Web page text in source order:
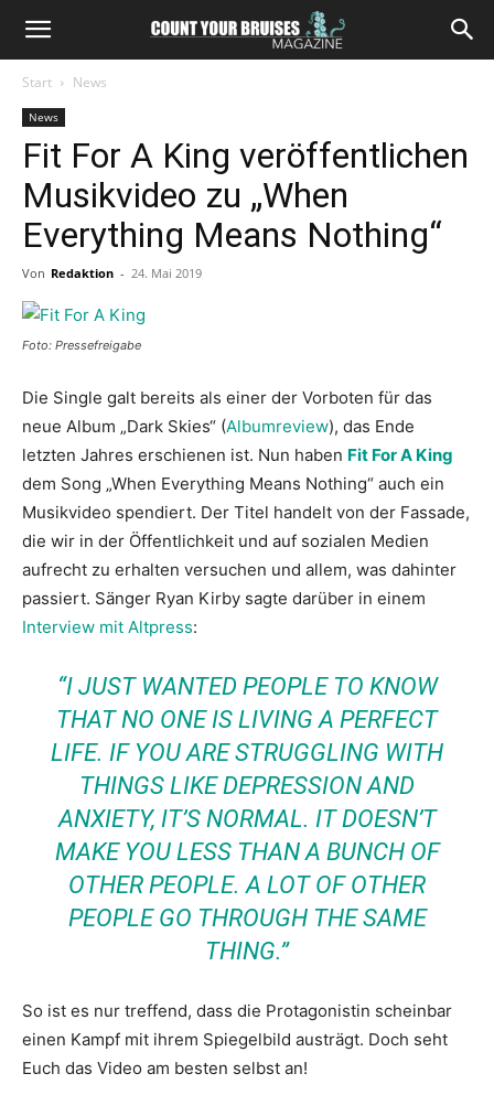
Start News
News
Fit For A King veröffentlichen
Musikvideo zu „When
Everything Means Nothing“
Von Redaktion - 24. Mai 2019
Foto: Pressefreigabe
Die Single galt bereits als einer der Vorboten für das
neue Album „Dark Skies“ (Albumreview), das Ende
letzten Jahres erschienen ist. Nun haben Fit For A King
dem Song „When Everything Means Nothing“ auch ein
Musikvideo spendiert. Der Titel handelt von der Fassade,
die wir in der Öffentlichkeit und auf sozialen Medien
aufrecht zu erhalten versuchen und allem, was dahinter
passiert. Sänger Ryan Kirby sagte darüber in einem
Interview mit Altpress:
“I JUST WANTED PEOPLE TO KNOW
THAT NO ONE IS LIVING A PERFECT
LIFE. IF YOU ARE STRUGGLING WITH
THINGS LIKE DEPRESSION AND
ANXIETY, IT’S NORMAL. IT DOESN’T
MAKE YOU LESS THAN A BUNCH OF
OTHER PEOPLE. A LOT OF OTHER
PEOPLE GO THROUGH THE SAME
THING.”
So ist es nur treffend, dass die Protagonistin scheinbar
einen Kampf mit ihrem Spiegelbild austrägt. Doch seht
Euch das Video am besten selbst an!